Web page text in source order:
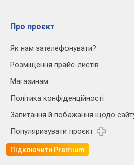
Про проєкт
Як нам зателефонувати?
Розміщення прайс-листів
Магазинам
Політика конфіденційності
Запитання й побажання щодо
Популяризувати проєкт
Підключити Premium